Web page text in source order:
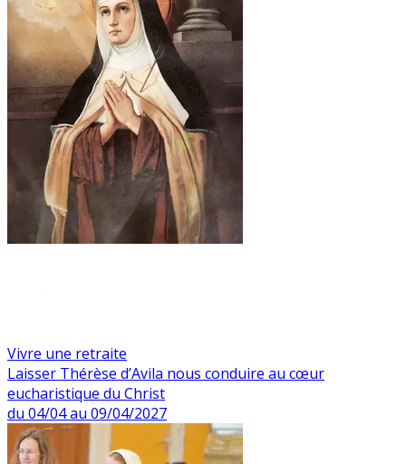
Vivre une retraite
Laisser Thérèse d’Avila nous conduire au cœur
eucharistique du Christ
du 04/04 au 09/04/2027